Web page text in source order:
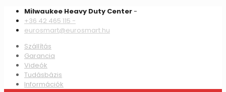
Milwaukee Heavy Duty Center-
+36 42 465 115 -
eurosmart@eurosmart.hu
Szállítás
Garancia
Videók
Tudásbázis
Információk